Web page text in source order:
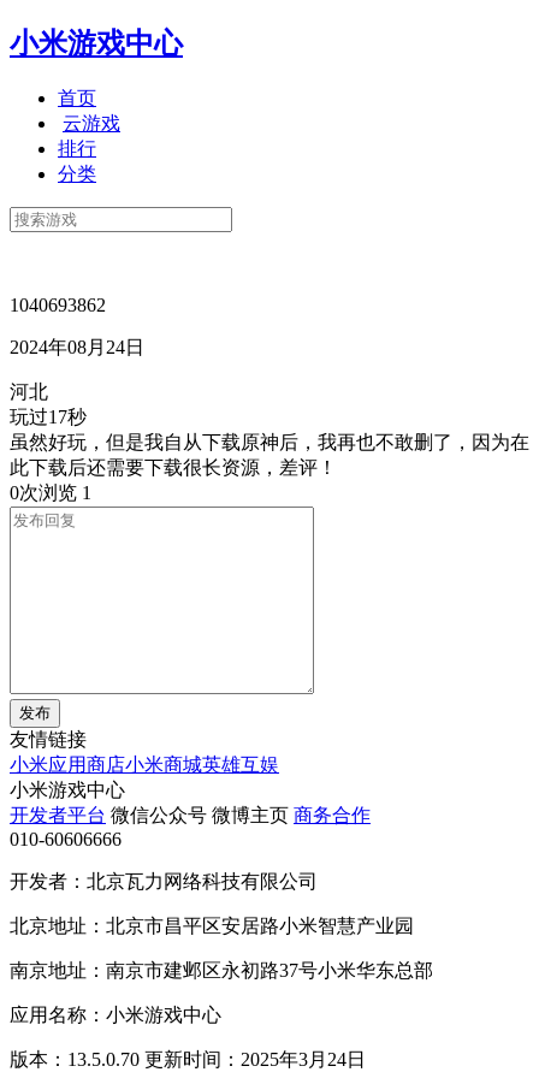
小米游戏中心
首页
云游戏
排行
分类
1040693862
2024年08月24日
河北
玩过17秒
虽然好玩，但是我自从下载原神后，我再也不敢删了，因为在
此下载后还需要下载很长资源，差评！
0次浏览 1
发布
友情链接
小米应用商店小米商城英雄互娱
小米游戏中心
开发者平台 微信公众号 微博主页 商务合作
010-60606666
开发者：北京瓦力网络科技有限公司
北京地址：北京市昌平区安居路小米智慧产业园
南京地址：南京市建邺区永初路37号小米华东总部
应用名称：小米游戏中心
版本：13.5.0.70 更新时间：2025年3月24日